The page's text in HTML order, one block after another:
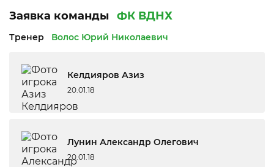
Заявка команды ФК ВДНХ
Тренер Волос Юрий Николаевич
Келдияров Азиз
20.01.18
Лунин Александр Олегович
20.01.18